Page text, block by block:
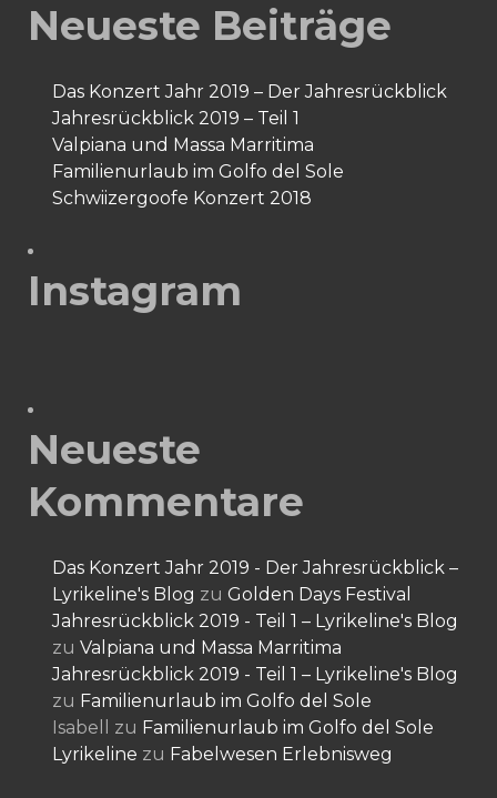
Neueste Beiträge
Das Konzert Jahr 2019 – Der Jahresrückblick
Jahresrückblick 2019 – Teil 1
Valpiana und Massa Marritima
Familienurlaub im Golfo del Sole
Schwiizergoofe Konzert 2018
Instagram
Neueste
Kommentare
Das Konzert Jahr 2019 - Der Jahresrückblick –
Lyrikeline's Blog zu Golden Days Festival
Jahresrückblick 2019 - Teil 1 – Lyrikeline's Blog
zu Valpiana und Massa Marritima
Jahresrückblick 2019 - Teil 1 – Lyrikeline's Blog
zu Familienurlaub im Golfo del Sole
Isabell
zu Familienurlaub im Golfo del Sole
Lyrikeline zu Fabelwesen Erlebnisweg